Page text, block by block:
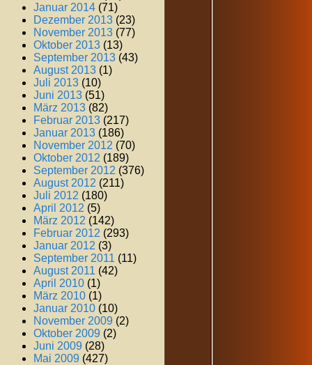
Januar 2014 (71)
Dezember 2013 (23)
November 2013 (77)
Oktober 2013 (13)
September 2013 (43)
August 2013 (1)
Juli 2013 (10)
Juni 2013 (51)
März 2013 (82)
Februar 2013 (217)
Januar 2013 (186)
November 2012 (70)
Oktober 2012 (189)
September 2012 (376)
August 2012 (211)
Juli 2012 (180)
April 2012 (5)
März 2012 (142)
Februar 2012 (293)
Januar 2012 (3)
September 2011 (11)
August 2011 (42)
April 2010 (1)
März 2010 (1)
Januar 2010 (10)
November 2009 (2)
Oktober 2009 (2)
Juni 2009 (28)
Mai 2009 (427)